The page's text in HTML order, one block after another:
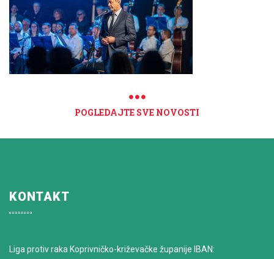
POGLEDAJTE SVE NOVOSTI
KONTAKT
Liga protiv raka Koprivničko-križevačke županije IBAN: